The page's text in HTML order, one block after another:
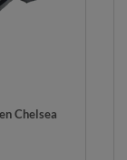
Chelsea